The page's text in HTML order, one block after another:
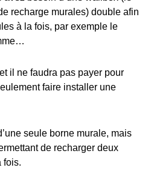
recharge murales) double afin
à la fois, par exemple le
il ne faudra pas payer pour
faire installer une
seule borne murale, mais
de recharger deux
fois.